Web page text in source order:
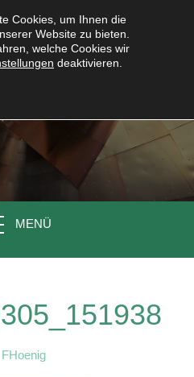
MENÜ
FHoenig
Cookies, um Ihnen die
Website zu bieten.
welche Cookies wir
deaktivieren.